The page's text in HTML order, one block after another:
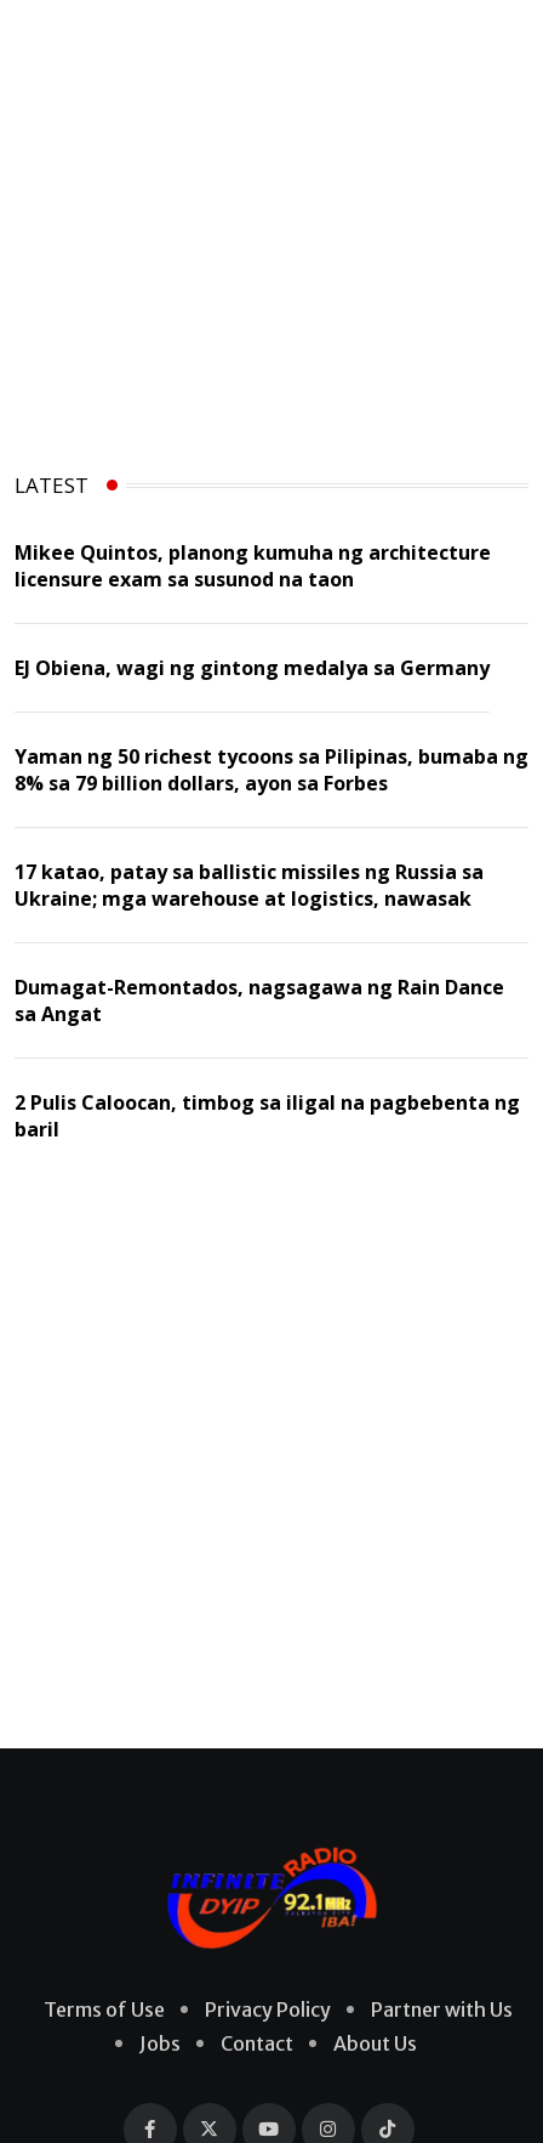
LATEST
Mikee Quintos, planong kumuha ng architecture
licensure exam sa susunod na taon
EJ Obiena, wagi ng gintong medalya sa Germany
Yaman ng 50 richest tycoons sa Pilipinas, bumaba ng
8% sa 79 billion dollars, ayon sa Forbes
17 katao, patay sa ballistic missiles ng Russia sa
Ukraine; mga warehouse at logistics, nawasak
Dumagat-Remontados, nagsagawa ng Rain Dance
sa Angat
2 Pulis Caloocan, timbog sa iligal na pagbebenta ng
baril
Terms of Use Privacy Policy
Partner with Us
Jobs
Contact About Us